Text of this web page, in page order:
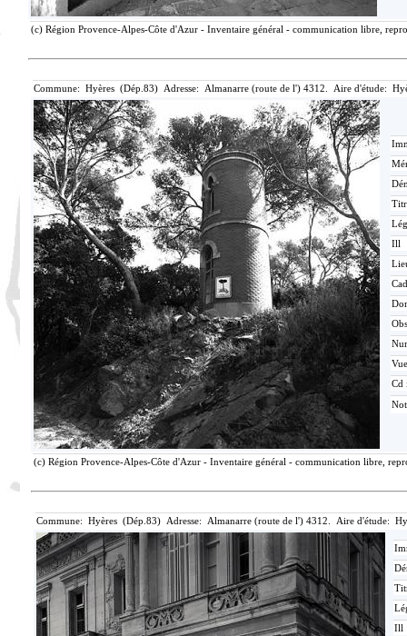
(c) Région Provence-Alpes-Côte d'Azur - Inventaire général - communication libre,
Commune: Hyères (Dép.83) Adresse: Almanarre (route de l') 4312. Aire d'étude:
Ill
Obs
Cd
(c) Région Provence-Alpes-Côte d'Azur - Inventaire général - communication libre,
Commune: Hyères (Dép.83) Adresse: Almanarre (route de l') 4312. Aire d'étude:
Ill